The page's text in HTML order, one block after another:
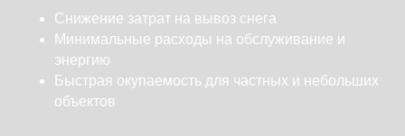
Снижение затрат на вывоз снега
Минимальные расходы на обслуживание и
энергию
Быстрая окупаемость для частных и небольших
объектов